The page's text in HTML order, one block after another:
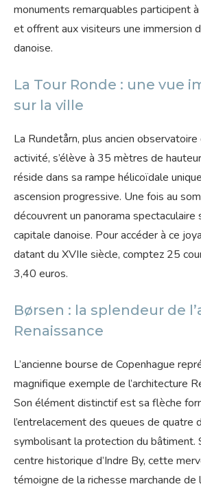
monuments remarquables participent
et offrent aux visiteurs une immersion
danoise.
La Tour Ronde : une vue
sur la ville
La Rundetårn, plus ancien observatoire
activité, s’élève à 35 mètres de
réside dans sa rampe hélicoïdale
ascension progressive. Une fois au
découvrent un panorama
capitale danoise. Pour accéder à ce
datant du XVIIe siècle, comptez 25
3,40 euros.
Børsen : la splendeur de
Renaissance
L’ancienne bourse de Copenhague
magnifique exemple de l’architecture
Son élément distinctif est sa flèche
l’entrelacement des queues de quatre
symbolisant la protection du bâtiment.
centre historique d’Indre By, cette
témoigne de la richesse marchande de